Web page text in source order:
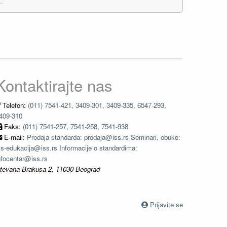
nas
Telefon: (011) 7541-421, 3409-301, 3409-335, 6547-293,
310
Faks: (011) 7541-257, 7541-258, 7541-938
E-mail: Prodaja standarda: prodaja@iss.rs Seminari, obuke:
edukacija@iss.rs Informacije o standardima:
Brakusa 2, 11030 Beograd
Prijavite se